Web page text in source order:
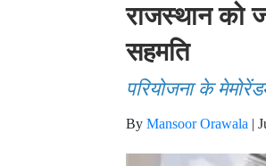
राजस्थान को
सहमति
परियोजना के
By Mansoor Orawala |